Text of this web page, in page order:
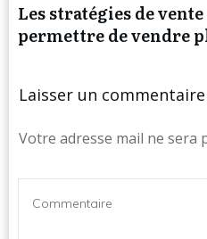
Les stratégies de
permettre de vendre
Laisser un commentaire
Votre adresse mail ne sera